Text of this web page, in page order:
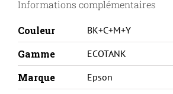
Informations complémentaires
Couleur BK+C+M+Y
Gamme ECOTANK
Marque Epson